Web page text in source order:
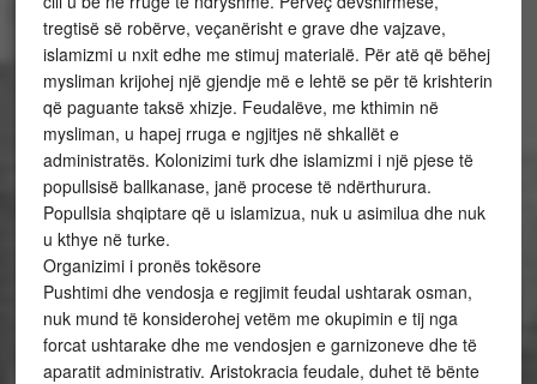
tregtisë së robërve, veçanërisht e grave dhe vajzave,
islamizmi u nxit edhe me stimuj materialë. Për atë që bëhej
mysliman krijohej një gjendje më e lehtë se për të krishterin
që paguante taksë xhizje. Feudalëve, me kthimin në
mysliman, u hapej rruga e ngjitjes në shkallët e
administratës. Kolonizimi turk dhe islamizmi i një pjese të
popullsisë ballkanase, janë procese të ndërthurura.
Popullsia shqiptare që u islamizua, nuk u asimilua dhe nuk
u kthye në turke.
Organizimi i pronës tokësore
Pushtimi dhe vendosja e regjimit feudal ushtarak osman,
nuk mund të konsiderohej vetëm me okupimin e tij nga
forcat ushtarake dhe me vendosjen e garnizoneve dhe të
aparatit administrativ. Aristokracia feudale, duhet të bënte